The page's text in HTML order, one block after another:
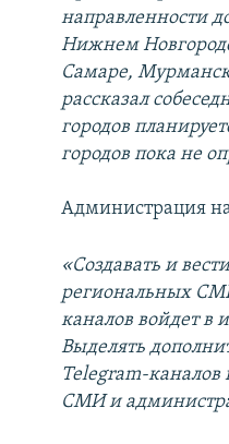
направленности
Нижнем
Самаре,
рассказал
городов
городов пока не
Администрация
«Создавать и
региональных
каналов войдет в
Выделять
Telegram-каналов
СМИ и